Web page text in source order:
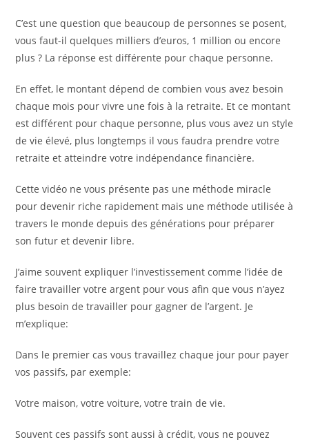
C’est une question que beaucoup de personnes se posent,
vous faut-il quelques milliers d’euros, 1 million ou encore
plus ? La réponse est différente pour chaque personne.
En effet, le montant dépend de combien vous avez besoin
chaque mois pour vivre une fois à la retraite. Et ce montant
est différent pour chaque personne, plus vous avez un style
de vie élevé, plus longtemps il vous faudra prendre votre
retraite et atteindre votre indépendance financière.
Cette vidéo ne vous présente pas une méthode miracle
pour devenir riche rapidement mais une méthode utilisée à
travers le monde depuis des générations pour préparer
son futur et devenir libre.
J’aime souvent expliquer l’investissement comme l’idée de
faire travailler votre argent pour vous afin que vous n’ayez
plus besoin de travailler pour gagner de l’argent. Je
m’explique:
Dans le premier cas vous travaillez chaque jour pour payer
vos passifs, par exemple:
Votre maison, votre voiture, votre train de vie.
Souvent ces passifs sont aussi à crédit, vous ne pouvez